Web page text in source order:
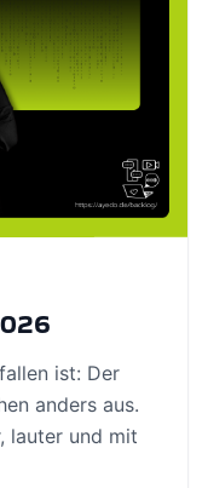
ist: Der
anders aus.
lauter und mit